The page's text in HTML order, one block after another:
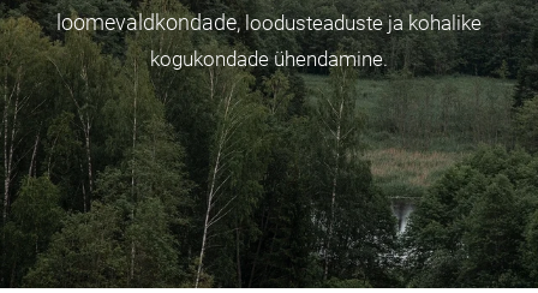
loomevaldkondade,loodusteaduste ja kohalike
kogukondade ühendamine.